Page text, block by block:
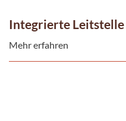
Integrierte
Mehr erfahren